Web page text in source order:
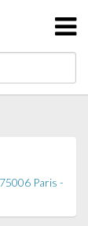
Paris -